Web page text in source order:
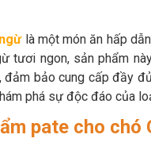
là một món ăn hấp
tươi ngon, sản phẩm
đảm bảo cung cấp đầy
phá sự độc đáo của
pate cho